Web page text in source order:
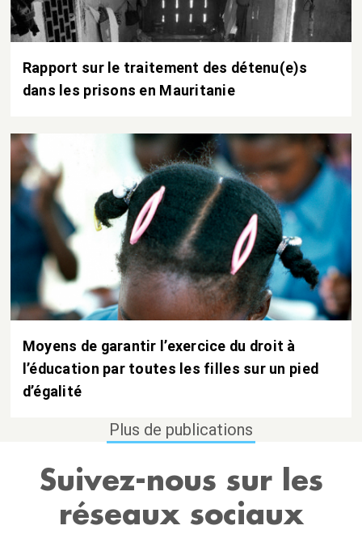
Rapport sur le traitement des détenu(e)s
dans les prisons en Mauritanie
Moyens de garantir l’exercice du droit à
l’éducation par toutes les filles sur un pied
d’égalité
Plus de publications
Suivez-nous sur les
réseaux sociaux